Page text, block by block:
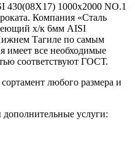
1000х2000 NO.1
Компания «Сталь
х/к 6мм AISI
Тагиле по самым
имеет все необходимые
соответствуют ГОСТ.
любого размера и
услуги: